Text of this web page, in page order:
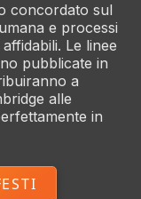
concordato sul
e processi
Le linee
pubblicate in
a
alle
in